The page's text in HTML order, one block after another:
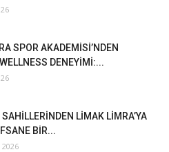
SPOR AKADEMİSİ’NDEN
DENEYİMİ:...
SAHİLLERİNDEN LİMAK LİMRA’YA
BİR...